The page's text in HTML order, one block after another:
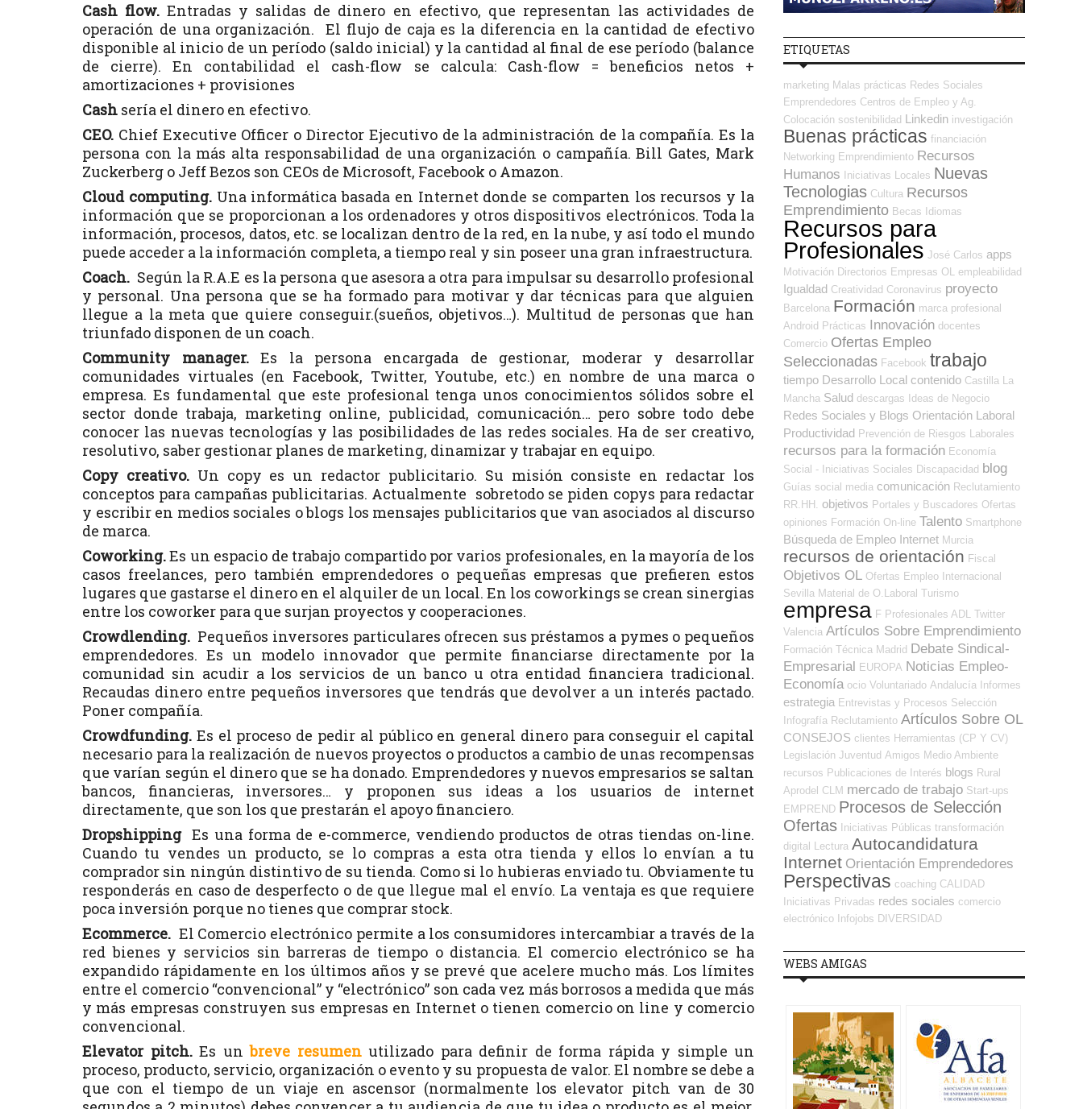
Cash flow. Entradas y salidas de dinero en efectivo, que representan las actividades de
operación de una organización. El flujo de caja es la diferencia en la cantidad de efectivo
disponible al inicio de un período (saldo inicial) y la cantidad al final de ese período (balance
de cierre). En contabilidad el cash-flow se calcula: Cash-flow = beneficios netos +
amortizaciones + provisiones
Cash sería el dinero en efectivo.
CEO. Chief Executive Officer o Director Ejecutivo de la administración de la compañía. Es la
persona con la más alta responsabilidad de una organización o campañía. Bill Gates, Mark
Zuckerberg o Jeff Bezos son CEOs de Microsoft, Facebook o Amazon.
Cloud computing.Una informática basada en Internet donde se comparten los recursos y la
información que se proporcionan a los ordenadores y otros dispositivos electrónicos. Toda la
información, procesos, datos, etc. se localizan dentro de la red, en la nube, y así todo el mundo
puede acceder a la información completa, a tiempo real y sin poseer una gran infraestructura.
Coach. Según la R.A.E es la persona que asesora a otra para impulsar su desarrollo profesional
y personal. Una persona que se ha formado para motivar y dar técnicas para que alguien
llegue a la meta que quiere conseguir.(sueños, objetivos…). Multitud de personas que han
triunfado disponen de un coach.
Community manager.Es la persona encargada de gestionar, moderar y desarrollar
comunidades virtuales (en Facebook, Twitter, Youtube, etc.) en nombre de una marca o
empresa. Es fundamental que este profesional tenga unos conocimientos sólidos sobre el
sector donde trabaja, marketing online, publicidad, comunicación… pero sobre todo debe
conocer las nuevas tecnologías y las posibilidades de las redes sociales. Ha de ser creativo,
resolutivo, saber gestionar planes de marketing, dinamizar y trabajar en equipo.
Copy creativo.Un copy es un redactor publicitario. Su misión consiste en redactar los
conceptos para campañas publicitarias. Actualmente sobretodo se piden copys para redactar
y escribir en medios sociales o blogs los mensajes publicitarios que van asociados al discurso
de marca.
Coworking.Es un espacio de trabajo compartido por varios profesionales, en la mayoría de los
casos freelances, pero también emprendedores o pequeñas empresas que prefieren estos
lugares que gastarse el dinero en el alquiler de un local. En los coworkings se crean sinergias
entre los coworker para que surjan proyectos y cooperaciones.
Crowdlending. Pequeños inversores particulares ofrecen sus préstamos a pymes o pequeños
emprendedores. Es un modelo innovador que permite financiarse directamente por la
comunidad sin acudir a los servicios de un banco u otra entidad financiera tradicional.
Recaudas dinero entre pequeños inversores que tendrás que devolver a un interés pactado.
Poner compañía.
Crowdfunding. Es el proceso de pedir al público en general dinero para conseguir el capital
necesario para la realización de nuevos proyectos o productos a cambio de unas recompensas
que varían según el dinero que se ha donado. Emprendedores y nuevos empresarios se saltan
bancos, financieras, inversores… y proponen sus ideas a los usuarios de internet
directamente, que son los que prestarán el apoyo financiero.
DropshippingEs una forma de e-commerce, vendiendo productos de otras tiendas on-line.
Cuando tu vendes un producto, se lo compras a esta otra tienda y ellos lo envían a tu
comprador sin ningún distintivo de su tienda. Como si lo hubieras enviado tu. Obviamente tu
responderás en caso de desperfecto o de que llegue mal el envío. La ventaja es que requiere
poca inversión porque no tienes que comprar stock.
Ecommerce. El Comercio electrónico permite a los consumidores intercambiar a través de la
red bienes y servicios sin barreras de tiempo o distancia. El comercio electrónico se ha
expandido rápidamente en los últimos años y se prevé que acelere mucho más. Los límites
entre el comercio “convencional” y “electrónico” son cada vez más borrosos a medida que más
y más empresas construyen sus empresas en Internet o tienen comercio on line y comercio
convencional.
Elevator pitch. Es unbreve resumenutilizado para definir de forma rápida y simple un
proceso, producto, servicio, organización o evento y su propuesta de valor. El nombre se debe a
que con el tiempo de un viaje en ascensor (normalmente los elevator pitch van de 30
ETIQUETAS
marketing Malas prácticas Redes Sociales
Emprendedores Centros de Empleo y Ag.
Colocación sostenibilidad Linkedin investigación
Buenas prácticas financiación
Networking Emprendimiento Recursos
Humanos
Iniciativas Locales Nuevas
Tecnologias Cultura Recursos
Emprendimiento Becas Idiomas
Recursos para
Profesionales José Carlos apps
Motivación Directorios Empresas OL empleabilidad
Igualdad Creatividad Coronavirus proyecto
Barcelona Formación marca profesional
Android Prácticas Innovación docentes
Comercio Ofertas Empleo
Seleccionadas Facebook trabajo
tiempo Desarrollo Local contenido Castilla La
Mancha Salud descargas Ideas de Negocio
Redes Sociales y Blogs Orientación Laboral
Productividad Prevención de Riesgos Laborales
recursos para la formación Economía
Social - Iniciativas Sociales Discapacidad blog
Guías social media comunicación Reclutamiento
RR.HH.
objetivos Portales y Buscadores Ofertas
opiniones Formación On-line Talento Smartphone
Búsqueda de Empleo Internet Murcia
recursos de orientación Fiscal
Objetivos OL Ofertas Empleo Internacional
Sevilla Material de O.Laboral Turismo
empresa F Profesionales ADL
Twitter
Valencia Artículos Sobre Emprendimiento
Formación Técnica Madrid Debate Sindical-
Empresarial EUROPA Noticias Empleo-
Economía ocio Voluntariado Andalucía Informes
estrategia Entrevistas y Procesos Selección
Infografía Reclutamiento Artículos Sobre OL
CONSEJOS clientes Herramientas (CP Y CV)
Legislación Juventud Amigos Medio Ambiente
recursos Publicaciones de Interés blogs Rural
Aprodel CLM mercado de trabajo Start-ups
EMPREND Procesos de Selección
Ofertas Iniciativas Públicas transformación
digital
Lectura Autocandidatura
Internet Orientación Emprendedores
Perspectivas coaching CALIDAD
Iniciativas Privadas redes sociales comercio
electrónico Infojobs DIVERSIDAD
WEBS AMIGAS